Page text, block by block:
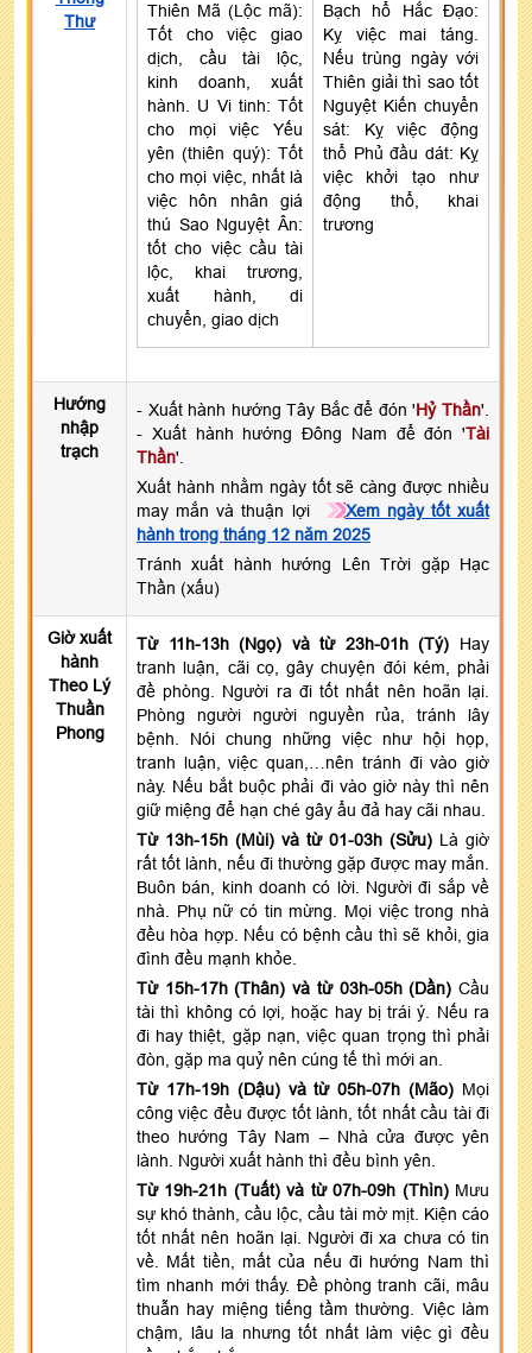
Thư
Thiên Mã (Lộc mã):
Tốt cho việc giao
dịch, cầu tài lộc,
kinh doanh, xuất
hành. U Vi tinh: Tốt
cho mọi việc Yếu
yên (thiên quý): Tốt
cho mọi việc, nhất là
việc hôn nhân giá
thú Sao Nguyệt Ân:
tốt cho việc cầu tài
lộc, khai trương,
xuất hành, di
chuyển, giao dịch
Bạch hổ Hắc Đạo:
Kỵ việc mai táng.
Nếu trùng ngày với
Thiên giải thì sao tốt
Nguyệt Kiến chuyển
sát: Kỵ việc động
thổ Phủ đầu dát: Kỵ
việc khởi tạo như
động thổ, khai
trương
Hướng
nhập
trạch
- Xuất hành hướng Tây Bắc để đón 'Hỷ Thần'.
- Xuất hành hướng Đông Nam để đón 'Tài
Thần'.
Xuất hành nhằm ngày tốt sẽ càng được nhiều
may mắn và thuận lợi
Xem ngày tốt xuất
hành trong tháng 12 năm 2025
Tránh xuất hành hướng Lên Trời gặp Hạc
Thần (xấu)
Giờ xuất
hành
Theo Lý
Thuần
Phong
Từ 11h-13h (Ngọ) và từ 23h-01h (Tý)
Hay
tranh luận, cãi cọ, gây chuyện đói kém, phải
đề phòng. Người ra đi tốt nhất nên hoãn lại.
Phòng người người nguyền rủa, tránh lây
bệnh. Nói chung những việc như hội họp,
tranh luận, việc quan,…nên tránh đi vào giờ
này. Nếu bắt buộc phải đi vào giờ này thì nên
giữ miệng để hạn ché gây ẩu đả hay cãi nhau.
Từ 13h-15h (Mùi) và từ 01-03h (Sửu) Là giờ
rất tốt lành, nếu đi thường gặp được may mắn.
Buôn bán, kinh doanh có lời. Người đi sắp về
nhà. Phụ nữ có tin mừng. Mọi việc trong nhà
đều hòa hợp. Nếu có bệnh cầu thì sẽ khỏi, gia
đình đều mạnh khỏe.
Từ 15h-17h (Thân) và từ 03h-05h (Dần) Cầu
tài thì không có lợi, hoặc hay bị trái ý. Nếu ra
đi hay thiệt, gặp nạn, việc quan trọng thì phải
đòn, gặp ma quỷ nên cúng tế thì mới an.
Từ 17h-19h (Dậu) và từ 05h-07h (Mão) Mọi
công việc đều được tốt lành, tốt nhất cầu tài đi
theo hướng Tây Nam – Nhà cửa được yên
lành. Người xuất hành thì đều bình yên.
Từ 19h-21h (Tuất) và từ 07h-09h (Thìn) Mưu
sự khó thành, cầu lộc, cầu tài mờ mịt. Kiện cáo
tốt nhất nên hoãn lại. Người đi xa chưa có tin
về. Mất tiền, mất của nếu đi hướng Nam thì
tìm nhanh mới thấy. Đề phòng tranh cãi, mâu
thuẫn hay miệng tiếng tầm thường. Việc làm
chậm, lâu la nhưng tốt nhất làm việc gì đều